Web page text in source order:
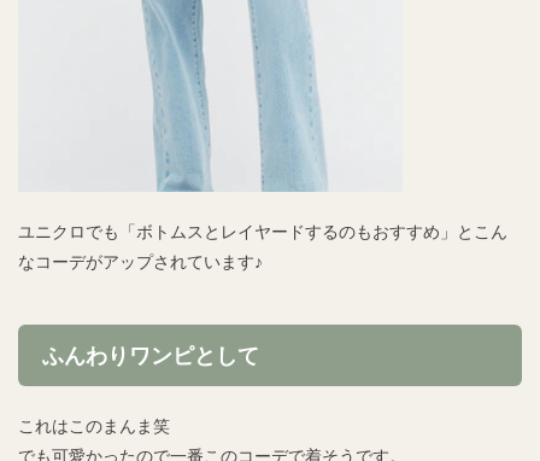
ユニクロでも「ボトムスとレイヤードするのもおすすめ」とこん
なコーデがアップされています♪
ふんわりワンピとして
これはこのまんま笑
でも可愛かったので一番このコーデで着そうです。